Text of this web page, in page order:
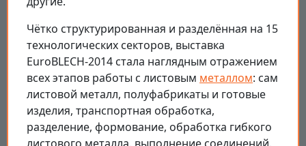
Чётко структурированная и разделённая на 15
технологических секторов, выставка
EuroBLECH-2014 стала наглядным отражением
всех этапов работы с листовым металлом: сам
листовой металл, полуфабрикаты и готовые
изделия, транспортная обработка,
разделение, формование, обработка гибкого